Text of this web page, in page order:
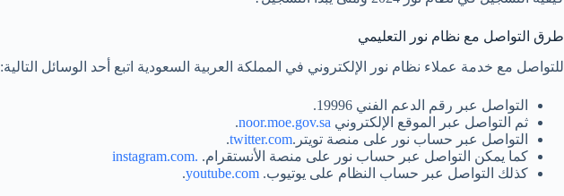
طرق التواصل مع نظام نور التعليمي
للتواصل مع خدمة عملاء نظام نور الإلكتروني في المملكة العربية السعودية اتبع أحد الوسائل التالية:
التواصل عبر رقم الدعم الفني 19996.
ثم التواصل عبر الموقع الإلكتروني noor.moe.gov.sa
.
التواصل عبر حساب نور على منصة تويتر.twitter.com
.
كما يمكن التواصل عبر حساب نور على منصة الأنستقرام. .instagram.com
كذلك التواصل عبر حساب النظام على يوتيوب. youtube.com
.